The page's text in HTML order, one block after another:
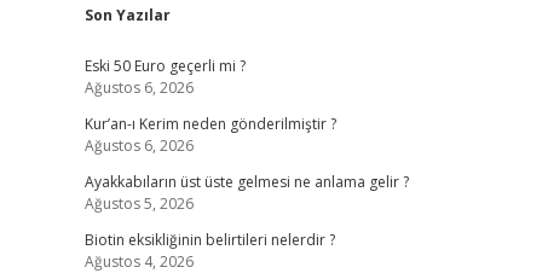
Sidebar
Son Yazılar
Eski 50 Euro geçerli mi ?
Ağustos 6, 2026
Kur’an-ı Kerim neden gönderilmiştir ?
Ağustos 6, 2026
Ayakkabıların üst üste gelmesi ne anlama gelir ?
Ağustos 5, 2026
Biotin eksikliğinin belirtileri nelerdir ?
Ağustos 4, 2026